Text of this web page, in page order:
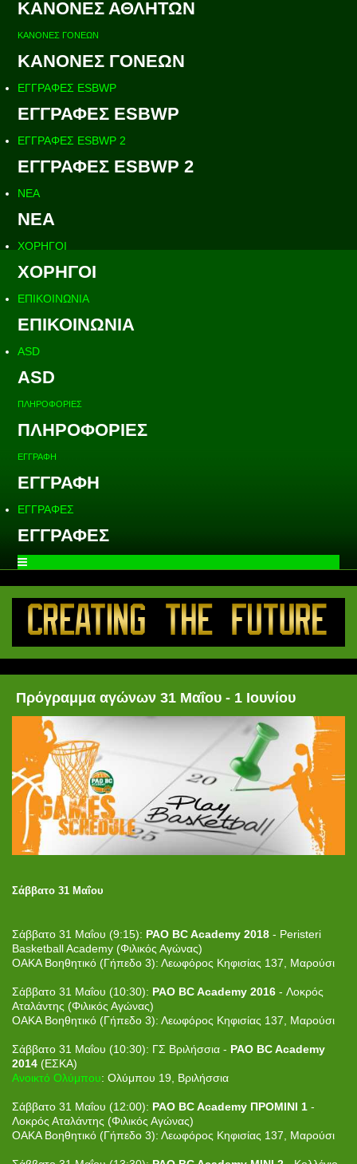
ΚΑΝΟΝΕΣ ΑΘΛΗΤΩΝ
ΚΑΝΟΝΕΣ ΓΟΝΕΩΝ
ΚΑΝΟΝΕΣ ΓΟΝΕΩΝ
ΕΓΓΡΑΦΕΣ ESBWP
ΕΓΓΡΑΦΕΣ ESBWP
ΕΓΓΡΑΦΕΣ ESBWP 2
ΕΓΓΡΑΦΕΣ ESBWP 2
ΝΕΑ
ΝΕΑ
ΧΟΡΗΓΟΙ
ΧΟΡΗΓΟΙ
ΕΠΙΚΟΙΝΩΝΙΑ
ΕΠΙΚΟΙΝΩΝΙΑ
ASD
ASD
ΠΛΗΡΟΦΟΡΙΕΣ
ΠΛΗΡΟΦΟΡΙΕΣ
ΕΓΓΡΑΦΗ
ΕΓΓΡΑΦΗ
ΕΓΓΡΑΦΕΣ
ΕΓΓΡΑΦΕΣ
Πρόγραμμα αγώνων 31 Μαΐου - 1 Ιουνίου
Σάββατο 31 Μαΐου
Σάββατο 31 Μαΐου (9:15): PAO BC Academy 2018 - Peristeri
Basketball Academy (Φιλικός Αγώνας)
ΟΑΚΑ Βοηθητικό (Γήπεδο 3): Λεωφόρος Κηφισίας 137, Μαρούσι
Σάββατο 31 Μαΐου (10:30): PAO BC Academy 2016 - Λοκρός
Αταλάντης (Φιλικός Αγώνας)
ΟΑΚΑ Βοηθητικό (Γήπεδο 3): Λεωφόρος Κηφισίας 137, Μαρούσι
Σάββατο 31 Μαΐου (10:30): ΓΣ Βριλήσσια - PAO BC Academy
2014 (ΕΣΚΑ)
Ανοικτό Ολύμπου: Ολύμπου 19, Βριλήσσια
Σάββατο 31 Μαΐου (12:00): PAO BC Academy ΠΡΟΜΙΝΙ 1 -
Λοκρός Αταλάντης (Φιλικός Αγώνας)
ΟΑΚΑ Βοηθητικό (Γήπεδο 3): Λεωφόρος Κηφισίας 137, Μαρούσι